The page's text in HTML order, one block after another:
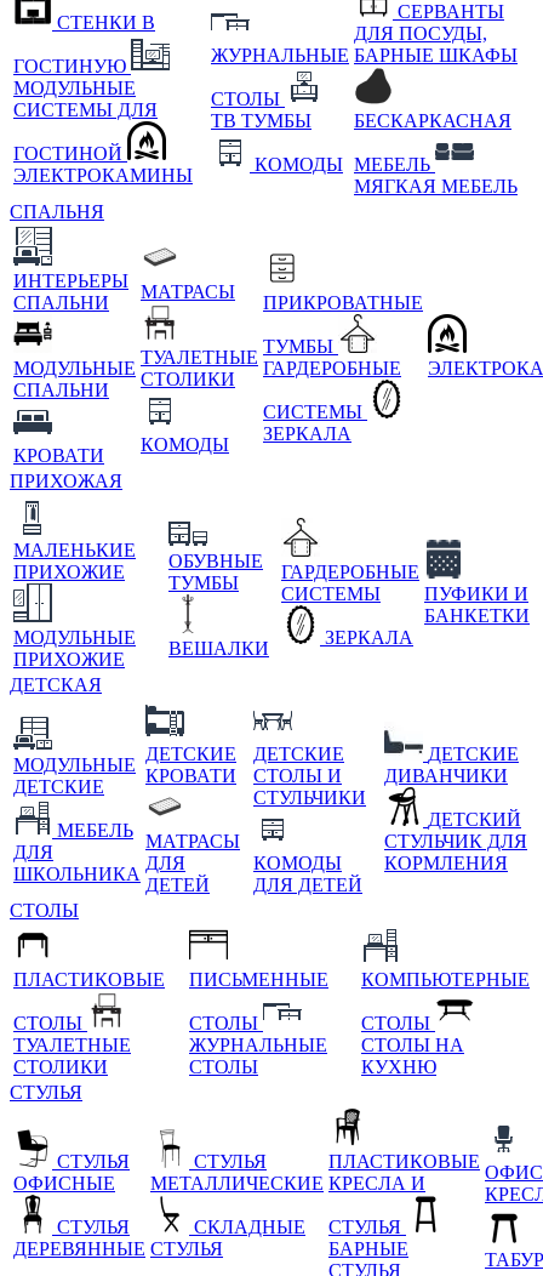
СТЕНКИ В
ГОСТИНУЮ
МОДУЛЬНЫЕ
СИСТЕМЫ ДЛЯ
ГОСТИНОЙ
ЭЛЕКТРОКАМИНЫ
ЖУРНАЛЬНЫЕ
СТОЛЫ
ТВ ТУМБЫ
КОМОДЫ
СЕРВАНТЫ
ДЛЯ ПОСУДЫ,
БАРНЫЕ ШКАФЫ
БЕСКАРКАСНАЯ
МЕБЕЛЬ
МЯГКАЯ МЕБЕЛЬ
СПАЛЬНЯ
ИНТЕРЬЕРЫ
СПАЛЬНИ
МОДУЛЬНЫЕ
СПАЛЬНИ
КРОВАТИ
МАТРАСЫ
ТУАЛЕТНЫЕ
СТОЛИКИ
КОМОДЫ
ПРИКРОВАТНЫЕ
ТУМБЫ
ГАРДЕРОБНЫЕ
СИСТЕМЫ
ЗЕРКАЛА
ПРИХОЖАЯ
МАЛЕНЬКИЕ
ПРИХОЖИЕ
МОДУЛЬНЫЕ
ПРИХОЖИЕ
ОБУВНЫЕ
ТУМБЫ
ВЕШАЛКИ
ГАРДЕРОБНЫЕ
СИСТЕМЫ
ЗЕРКАЛА
ПУФИКИ И
БАНКЕТКИ
ДЕТСКАЯ
МОДУЛЬНЫЕ
ДЕТСКИЕ
МЕБЕЛЬ
ДЛЯ
ШКОЛЬНИКА
ДЕТСКИЕ
КРОВАТИ
МАТРАСЫ
ДЛЯ
ДЕТЕЙ
ДЕТСКИЕ
СТОЛЫ И
СТУЛЬЧИКИ
КОМОДЫ
ДЛЯ ДЕТЕЙ
ДЕТСКИЕ
ДИВАНЧИКИ
ДЕТСКИЙ
СТУЛЬЧИК ДЛЯ
КОРМЛЕНИЯ
СТОЛЫ
ПЛАСТИКОВЫЕ
СТОЛЫ
ТУАЛЕТНЫЕ
СТОЛИКИ
ПИСЬМЕННЫЕ
СТОЛЫ
ЖУРНАЛЬНЫЕ
СТОЛЫ
КОМПЬЮТЕРНЫЕ
СТОЛЫ
СТОЛЫ НА
КУХНЮ
СТУЛЬЯ
СТУЛЬЯ
ОФИСНЫЕ
СТУЛЬЯ
ДЕРЕВЯННЫЕ
СТУЛЬЯ
МЕТАЛЛИЧЕСКИЕ
СКЛАДНЫЕ
СТУЛЬЯ
ПЛАСТИКОВЫЕ
КРЕСЛА И
СТУЛЬЯ
БАРНЫЕ
СТУЛЬЯ